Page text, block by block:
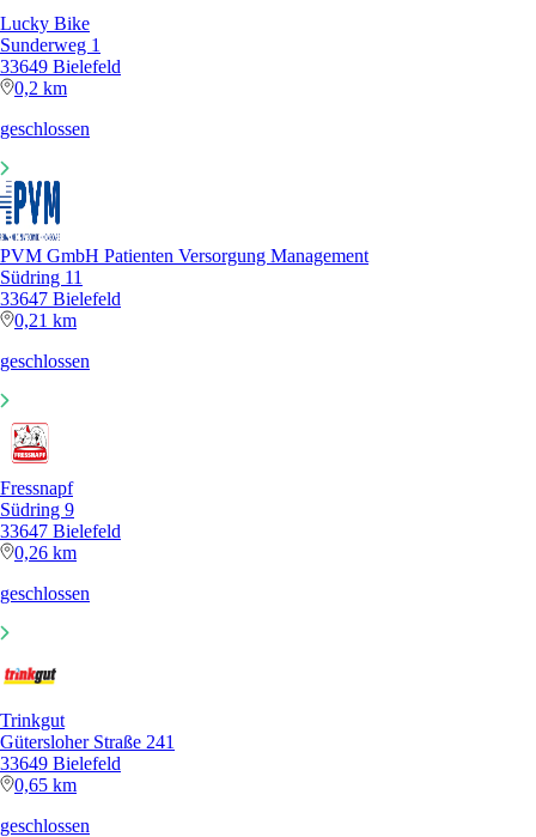
Lucky Bike
Sunderweg 1
33649 Bielefeld
0,2 km
geschlossen
PVM GmbH Patienten Versorgung Management
Südring 11
33647 Bielefeld
0,21 km
geschlossen
Fressnapf
Südring 9
33647 Bielefeld
0,26 km
geschlossen
Trinkgut
Gütersloher Straße 241
33649 Bielefeld
0,65 km
geschlossen